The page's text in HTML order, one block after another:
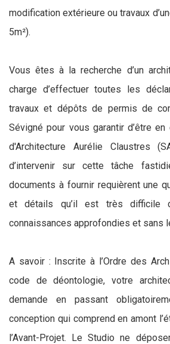
modification extérieure ou travaux
5m²).
Vous êtes à la recherche d’un
charge d’effectuer toutes les
travaux et dépôts de permis de
Sévigné pour vous garantir d’être
d'Architecture Aurélie Claustres
d’intervenir sur cette tâche
documents à fournir requièrent une
et détails qu’il est très difficile
connaissances approfondies et sans
A savoir : Inscrite à l’Ordre des
code de déontologie, votre
demande en passant
conception qui comprend en amont
l’Avant-Projet. Le Studio ne